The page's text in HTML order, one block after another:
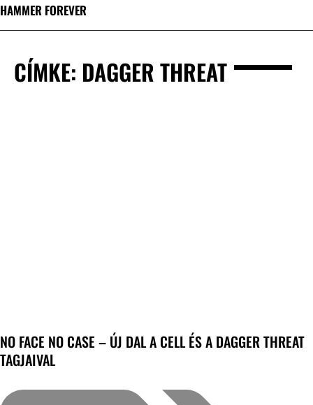
HAMMER FOREVER
CÍMKE: DAGGER THREAT
NO FACE NO CASE – ÚJ DAL A CELL ÉS A DAGGER THREAT
TAGJAIVAL